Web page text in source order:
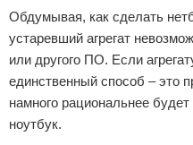
Обдумывая, как сделать
устаревший агрегат
или другого ПО. Если
единственный способ – это
намного рациональнее
ноутбук.